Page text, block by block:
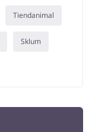
Tiendanimal
Sklum